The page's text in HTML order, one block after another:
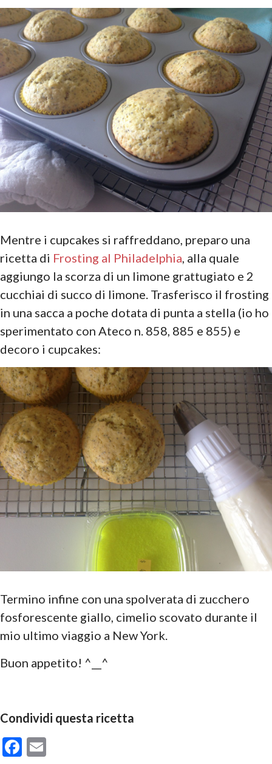
Mentre i cupcakes si raffreddano, preparo una
ricetta di Frosting al Philadelphia , alla quale
aggiungo la scorza di un limone grattugiato e 2
cucchiai di succo di limone. Trasferisco il frosting
in una sacca a poche dotata di punta a stella (io ho
sperimentato con Ateco n. 858, 885 e 855) e
decoro i cupcakes:
Termino infine con una spolverata di zucchero
fosforescente giallo, cimelio scovato durante il
mio ultimo viaggio a New York.
Buon appetito! ^__^
Condividi questa ricetta
F